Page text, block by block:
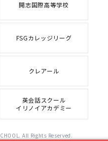
開志国際高等学校
FSGカレッジリーグ
クレアール
英会話スクール
イリノイアカデミー
All Rights Reserved.